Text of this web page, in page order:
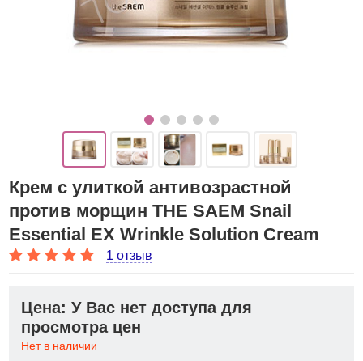
Крем с улиткой антивозрастной
против морщин THE SAEM Snail
Essential EX Wrinkle Solution Cream
1 отзыв
Цена: У Вас нет доступа для
просмотра цен
Нет в наличии